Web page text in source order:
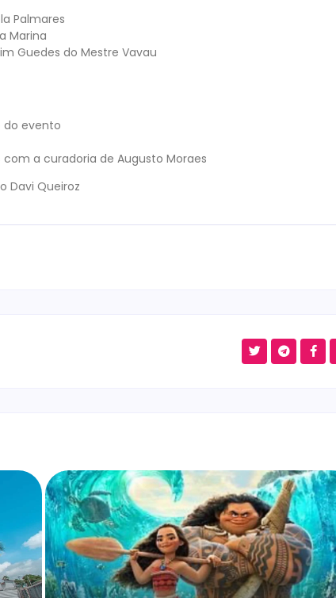
Palmares
Marina
Guedes do Mestre Vavau
do evento
a curadoria de Augusto Moraes
Davi Queiroz